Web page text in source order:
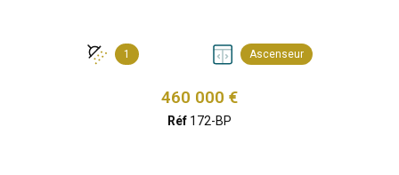
+6
1 Ascenseur
460 000 €
Réf 172-BP